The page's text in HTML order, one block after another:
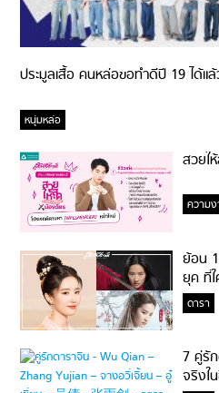
ประมูลเสื้อ คนหล่อขอทำดีปี 19 ได้แ
หนุ่มหล่อ
สวยใ
ความ
ย้อน
ยุค ที่ใ
ดารา
7 คู่รั
จริงใ